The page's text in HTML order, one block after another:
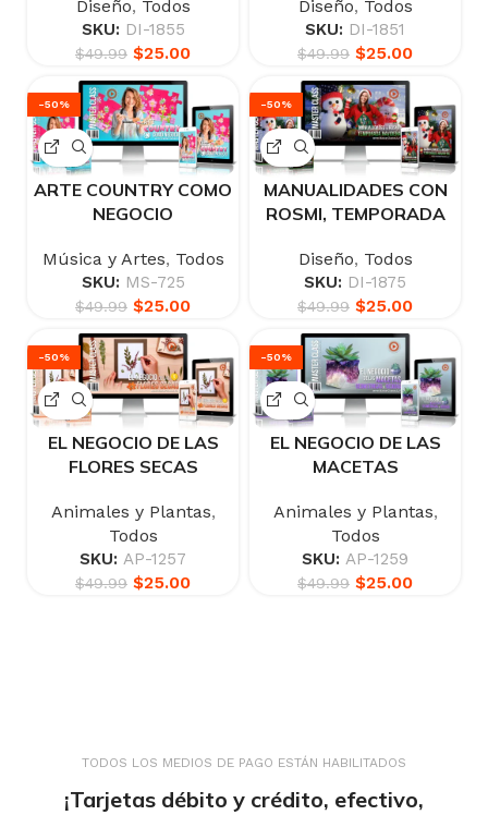
Diseño, Todos
SKU: DI-1855
$49.99 $25.00
Diseño, Todos
SKU: DI-1851
$49.99 $25.00
-50%
ARTE COUNTRY COMO
NEGOCIO
Música y Artes, Todos
SKU: MS-725
$49.99 $25.00
-50%
MANUALIDADES CON
ROSMI, TEMPORADA
Diseño, Todos
SKU: DI-1875
$49.99 $25.00
-50%
EL NEGOCIO DE LAS
FLORES SECAS
Animales y Plantas,
Todos
SKU: AP-1257
$49.99 $25.00
-50%
EL NEGOCIO DE LAS
MACETAS
GEODAS
Animales y Plantas,
Todos
SKU: AP-1259
$49.99 $25.00
TODOS LOS MEDIOS DE PAGO ESTÁN HABILITADOS
¡Tarjetas débito y crédito, efectivo,